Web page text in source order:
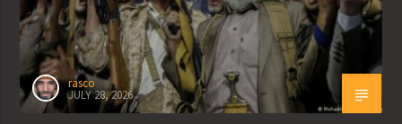
rasco
JULY 28, 2026